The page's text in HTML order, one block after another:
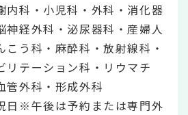
内科・小児科・外科・消化器
神経外科・泌尿器科・産婦人
う科・麻酔科・放射線科・
リテーション科・リウマチ
管外科・形成外科
日※午後は予約または専門外